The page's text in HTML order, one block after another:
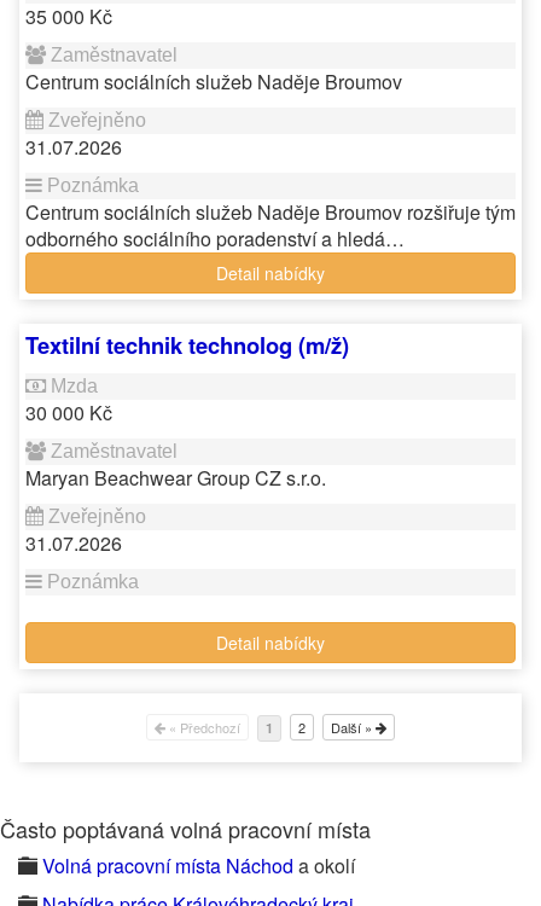
35 000 Kč
Centrum sociálních služeb Naděje Broumov
31.07.2026
Centrum sociálních služeb Naděje Broumov rozšiřuje tým
odborného sociálního poradenství a hledá…
Detail nabídky
Textilní technik technolog (m/ž)
30 000 Kč
Maryan Beachwear Group CZ s.r.o.
31.07.2026
Detail nabídky
« Předchozí 1 2 Další »
Často poptávaná volná pracovní místa
Volná pracovní místa Náchod a okolí